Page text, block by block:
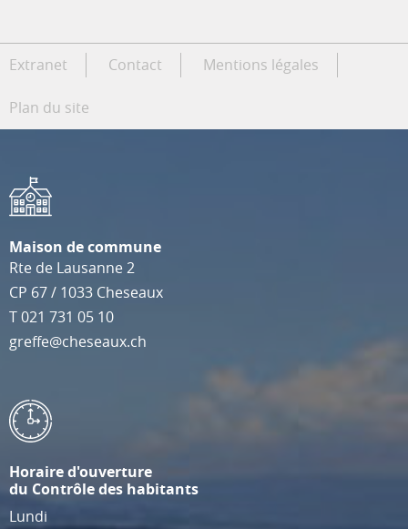
Extranet Contact Mentions légales
Plan du site
Maison de commune
Rte de Lausanne 2
CP 67/ 1033 Cheseaux
T021 731 05 10
greffe@cheseaux.ch
Horaire d'ouverture
du Contrôle des habitants
Lundi